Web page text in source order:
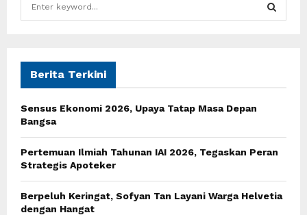
f
r
Berita Terkini
Sensus Ekonomi 2026, Upaya Tatap Masa Depan
Bangsa
Pertemuan Ilmiah Tahunan IAI 2026, Tegaskan Peran
Strategis Apoteker
Berpeluh Keringat, Sofyan Tan Layani Warga Helvetia
dengan Hangat